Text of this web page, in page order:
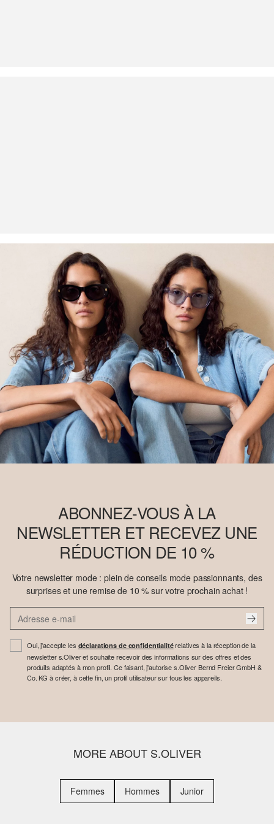
ABONNEZ-VOUS À LA
NEWSLETTER ET RECEVEZ UNE
RÉDUCTION DE 10 %
Votre newsletter mode : plein de conseils mode passionnants, des
surprises et une remise de 10 % sur votre prochain achat !
Oui, j'accepte les déclarations de confidentialitérelatives à la réception de la
newsletter s.Oliver et souhaite recevoir des informations sur des offres et des
produits adaptés à mon profil. Ce faisant, j'autorise s.Oliver Bernd Freier GmbH &
Co. KG à créer, à cette fin, un profil utilisateur sur tous les appareils.
MORE ABOUT S.OLIVER
Femmes Hommes Junior